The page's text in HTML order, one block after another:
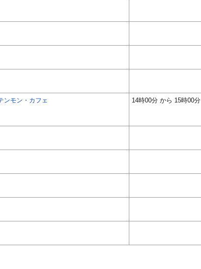
ンモン・カフェ 14時00分 から 15時00分